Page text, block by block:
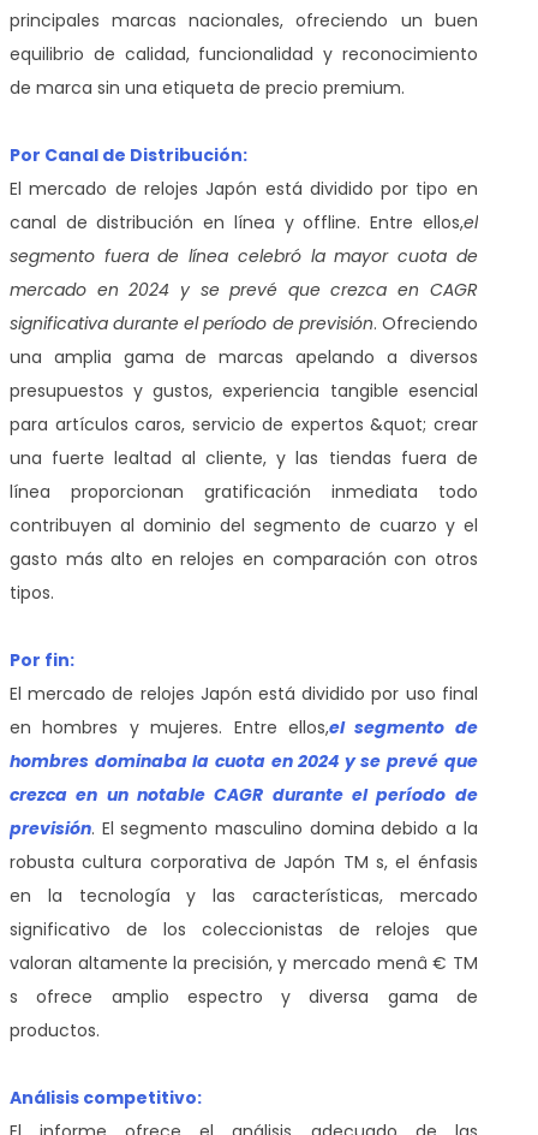
principales marcas nacionales, ofreciendo un buen
equilibrio de calidad, funcionalidad y reconocimiento
de marca sin una etiqueta de precio premium.
Por Canal de Distribución:
El mercado de relojes Japón está dividido por tipo en
canal de distribución en línea y offline. Entre ellos,el
segmento fuera de línea celebró la mayor cuota de
mercado en 2024 y se prevé que crezca en CAGR
significativa durante el período de previsión. Ofreciendo
una amplia gama de marcas apelando a diversos
presupuestos y gustos, experiencia tangible esencial
para artículos caros, servicio de expertos &quot; crear
una fuerte lealtad al cliente, y las tiendas fuera de
línea proporcionan gratificación inmediata todo
contribuyen al dominio del segmento de cuarzo y el
gasto más alto en relojes en comparación con otros
tipos.
Por fin:
El mercado de relojes Japón está dividido por uso final
en hombres y mujeres. Entre ellos,el segmento de
hombres dominaba la cuota en 2024 y se prevé que
crezca en un notable CAGR durante el período de
previsión. El segmento masculino domina debido a la
robusta cultura corporativa de Japón TM s, el énfasis
en la tecnología y las características, mercado
significativo de los coleccionistas de relojes que
valoran altamente la precisión, y mercado menâ € TM
s ofrece amplio espectro y diversa gama de
productos.
Análisis competitivo: